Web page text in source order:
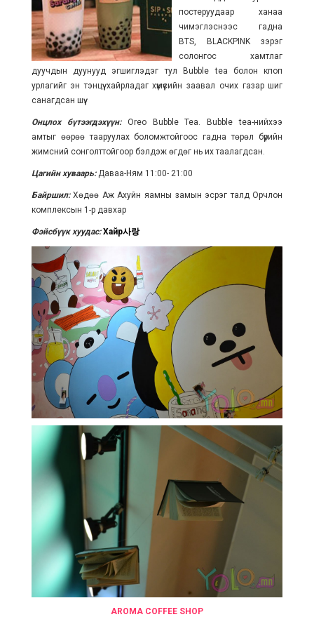
постеруудаар ханаа
чимэглэснээс гадна
BTS, BLACKPINK зэрэг
солонгос хамтлаг
дуучдын дуунууд эгшиглэдэг тул Bubble tea болон кпоп
урлагийг эн тэнцүү хайрладаг хүмүүсийн заавал очих газар шиг
санагдсан шүү.
Онцлох бүтээгдэхүүн:Oreo Bubble Tea. Bubble tea-нийхээ
амтыг өөрөө тааруулах боломжтойгоос гадна төрөл бүрийн
жимсний сонголттойгоор бэлдэж өгдөг нь их таалагдсан.
Цагийн хуваарь: Даваа-Ням 11:00- 21:00
Байршил: Хөдөө Аж Ахуйн яамны замын эсрэг талд Орчлон
комплексын 1-р давхар
Фэйсбүүк хуудас: Хайр사랑
AROMA COFFEE SHOP